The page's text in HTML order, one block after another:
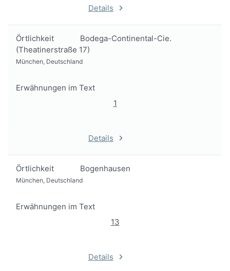
Details
Örtlichkeit
Bodega-Continental-Cie.
(Theatinerstraße 17)
München, Deutschland
Erwähnungen im Text
1
Details
Örtlichkeit Bogenhausen
München, Deutschland
Erwähnungen im Text
13
Details